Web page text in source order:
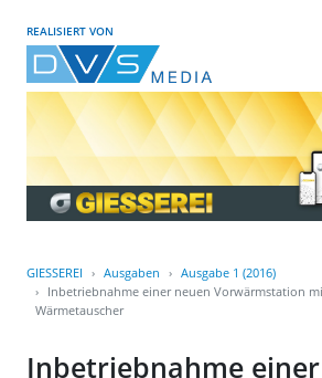
REALISIERT VON
GIESSEREI Ausgaben
Ausgabe 1 (2016)
Inbetriebnahme einer neuen Vorwärmstation
Wärmetauscher
Inbetriebnahme